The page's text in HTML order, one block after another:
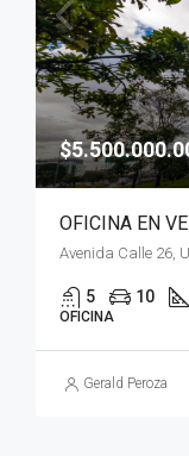
5 10
OFICINA
Gerald Peroza